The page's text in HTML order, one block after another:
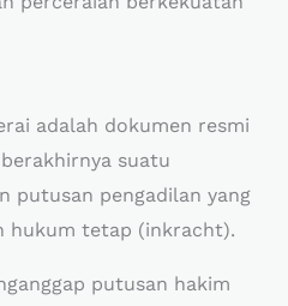
adalah dokumen resmi
suatu
putusan pengadilan yang
hukum tetap (inkracht).
putusan hakim